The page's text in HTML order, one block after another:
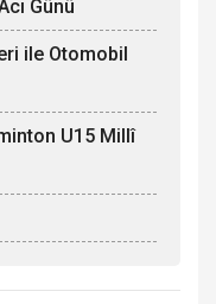
Günü
ile Otomobil
U15 Millî